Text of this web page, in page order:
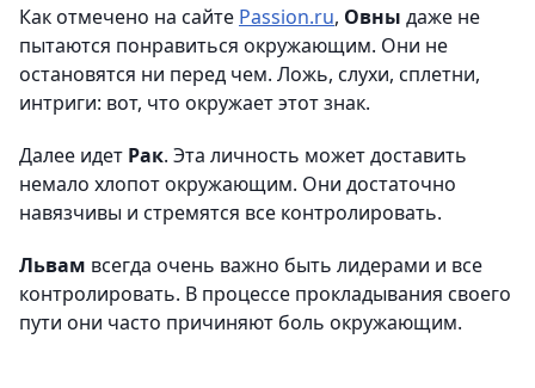
Как отмечено на сайте Passion.ru, Овны даже не
пытаются понравиться окружающим. Они не
остановятся ни перед чем. Ложь, слухи, сплетни,
интриги: вот, что окружает этот знак.
Далее идет Рак. Эта личность может доставить
немало хлопот окружающим. Они достаточно
навязчивы и стремятся все контролировать.
Львам всегда очень важно быть лидерами и все
контролировать. В процессе прокладывания своего
пути они часто причиняют боль окружающим.